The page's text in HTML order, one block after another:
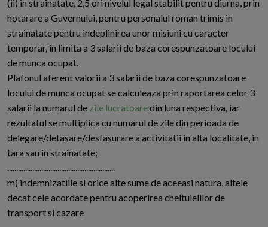
(ii) in strainatate, 2,5 ori nivelul legal stabilit pentru diurna, prin
hotarare a Guvernului, pentru personalul roman trimis in
strainatate pentru indeplinirea unor misiuni cu caracter
temporar, in limita a 3 salarii de baza corespunzatoare locului
de munca ocupat.
Plafonul aferent valorii a 3 salarii de baza corespunzatoare
locului de munca ocupat se calculeaza prin raportarea celor 3
salarii la numarul de zile lucratoaredin luna respectiva, iar
rezultatul se multiplica cu numarul de zile din perioada de
delegare/detasare/desfasurare a activitatii in alta localitate, in
tara sau in strainatate;
............................................................
m) indemnizatiile si orice alte sume de aceeasi natura, altele
decat cele acordate pentru acoperirea cheltuielilor de
transport si cazare